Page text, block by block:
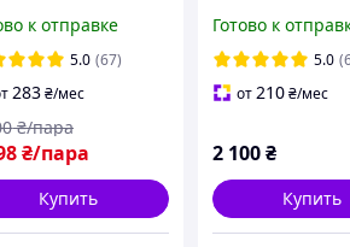
подростковые
к отправке
5.0 (67)
283₴/мес
₴/пара
₴/пара
Купить
Высокие кеды
бордовые
Готово к
5.0
от210 ₴/мес
2 100 ₴
Купить